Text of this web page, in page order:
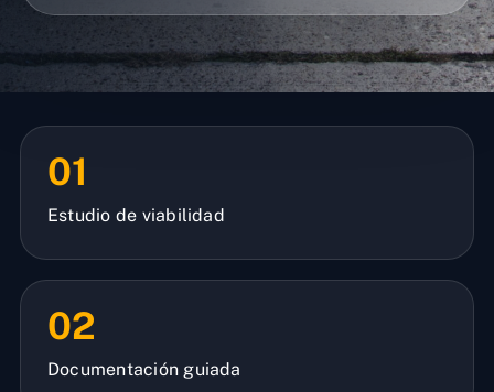
01
Estudio de viabilidad
02
Documentación guiada